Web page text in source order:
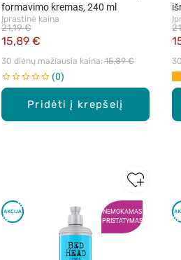
Pridėti į krepšelį
formavimo kremas, 240 ml
Įprastinė kaina
15,89 €
21,19 €
30 dienų mažiausia kaina: 15,89 €
0
NEMOKAMAS
PRISTATYMAS